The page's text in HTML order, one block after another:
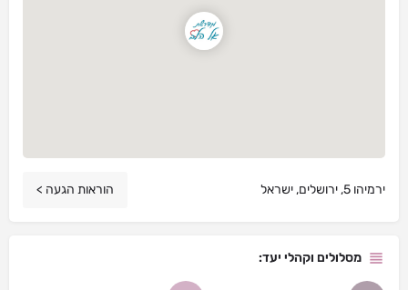
ירמיהו 5, ירושלים, ישראל הוראות הגעה >
מסלולים וקהלי יעד: